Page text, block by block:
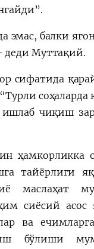
эмас, балки
деди Муттақий.
сифатида
соҳаларда
чиқиш
ҳамкорликка
тайёрлиги
маслаҳат
сиёсий асос
ва
бўлиши